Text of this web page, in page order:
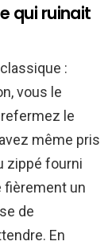
qui ruinait
:
vous le
le
même pris
zippé fourni
fièrement un
de
En